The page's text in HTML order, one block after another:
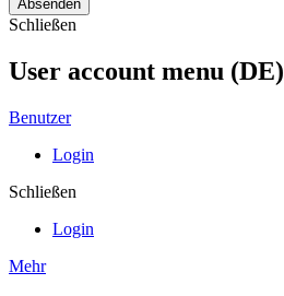
Absenden
Schließen
User account menu (DE)
Benutzer
Login
Schließen
Login
Mehr